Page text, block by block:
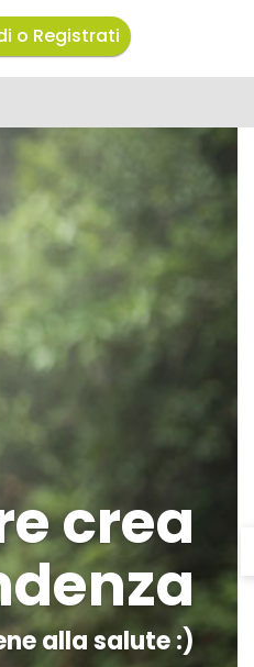
o Registrati
crea
alla salute :)